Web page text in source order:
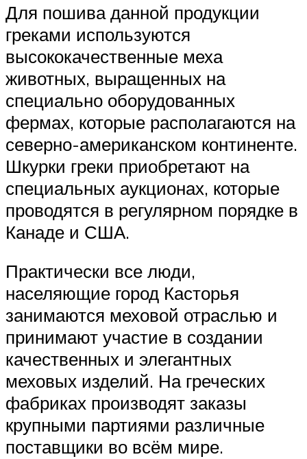
Для пошива данной продукции
греками используются
высококачественные меха
животных, выращенных на
специально оборудованных
фермах, которые располагаются на
северно-американском континенте.
Шкурки греки приобретают на
специальных аукционах, которые
проводятся в регулярном порядке в
Канаде и США.
Практически все люди,
населяющие город Касторья
занимаются меховой отраслью и
принимают участие в создании
качественных и элегантных
меховых изделий. На греческих
фабриках производят заказы
крупными партиями различные
поставщики во всём мире.